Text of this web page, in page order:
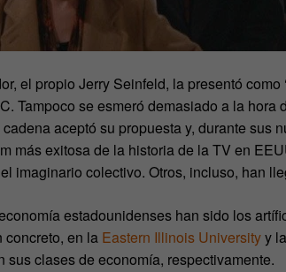
el propio Jerry Seinfeld, la presentó como
Tampoco se esmeró demasiado a la
aceptó su propuesta y, durante sus
más exitosa de la historia de la TV en
imaginario colectivo. Otros, incluso, han
estadounidenses han sido los
concreto, en la Eastern Illinois Universityy la
sus clases de economía, respectivamente.